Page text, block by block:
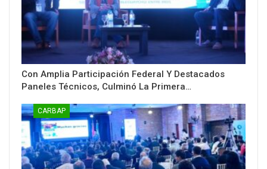
Con Amplia Participación Federal Y Destacados
Paneles Técnicos, Culminó La Primera…
CARBAP